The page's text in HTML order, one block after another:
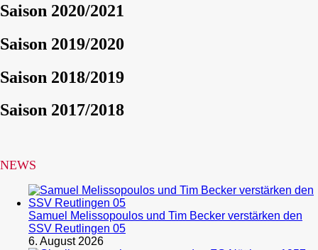
Saison 2020/2021
Saison 2019/2020
Saison 2018/2019
Saison 2017/2018
NEWS
Samuel Melissopoulos und Tim Becker verstärken den
SSV Reutlingen 05
6. August 2026